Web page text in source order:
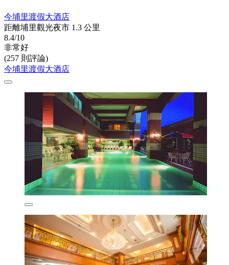
今埔里渡假大酒店
距離埔里觀光夜市 1.3 公里
8.4/10
非常好
(257 則評論)
今埔里渡假大酒店